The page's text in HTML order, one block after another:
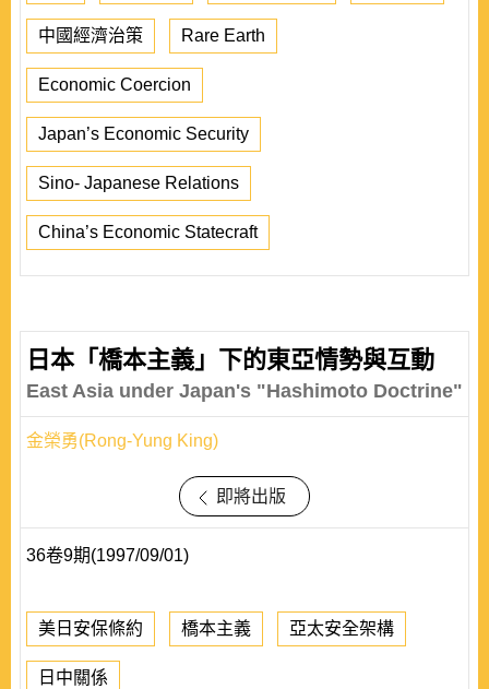
中國經濟治策 Rare Earth
Economic Coercion
Japan’s Economic Security
Sino- Japanese Relations
China’s Economic Statecraft
日本「橋本主義」下的東亞情勢與互動
East Asia under Japan's "Hashimoto Doctrine"
金榮勇(Rong-Yung King)
即將出版
36卷9期(1997/09/01)
美日安保條約 橋本主義 亞太安全架構
日中關係